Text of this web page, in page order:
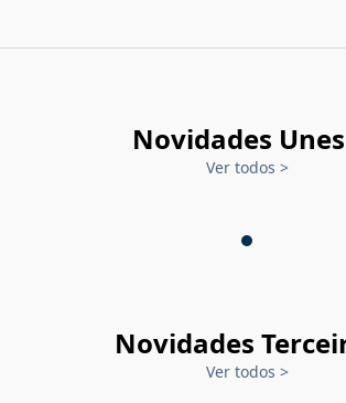
Novidades
Ver todos >
Novidades
Ver todos >